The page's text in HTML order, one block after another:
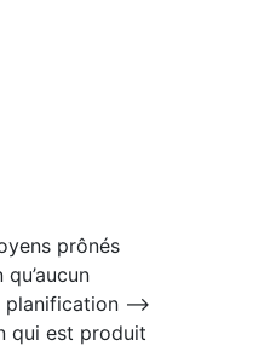
prônés
planification -->
qui est produit